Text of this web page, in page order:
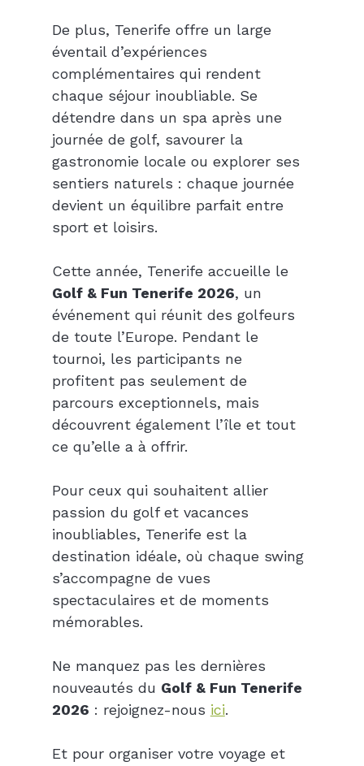
De plus, Tenerife offre un large
éventail d’expériences
complémentaires qui rendent
chaque séjour inoubliable. Se
détendre dans un spa après une
journée de golf, savourer la
gastronomie locale ou explorer ses
sentiers naturels : chaque journée
devient un équilibre parfait entre
sport et loisirs.
Cette année, Tenerife accueille le
Golf & Fun Tenerife 2026, un
événement qui réunit des golfeurs
de toute l’Europe. Pendant le
tournoi, les participants ne
profitent pas seulement de
parcours exceptionnels, mais
découvrent également l’île et tout
ce qu’elle a à offrir.
Pour ceux qui souhaitent allier
passion du golf et vacances
inoubliables, Tenerife est la
destination idéale, où chaque swing
s’accompagne de vues
spectaculaires et de moments
mémorables.
Ne manquez pas les dernières
nouveautés du Golf & Fun Tenerife
2026 : rejoignez-nous ici.
Et pour organiser votre voyage et